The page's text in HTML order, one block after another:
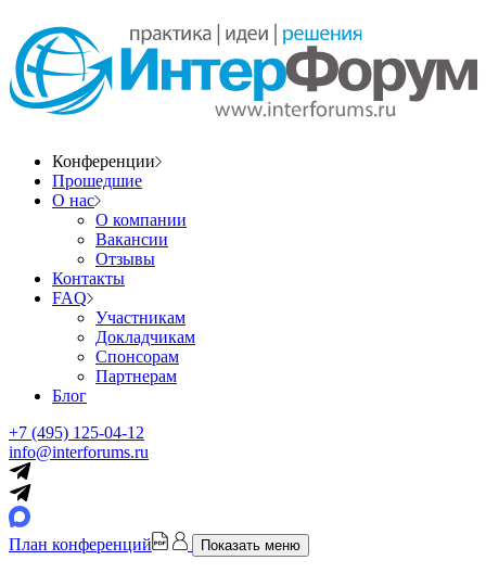
Конференции
Прошедшие
О нас
О компании
Вакансии
Отзывы
Контакты
FAQ
Участникам
Докладчикам
Спонсорам
Партнерам
Блог
+7 (495) 125-04-12
info@interforums.ru
План конференций Показать меню